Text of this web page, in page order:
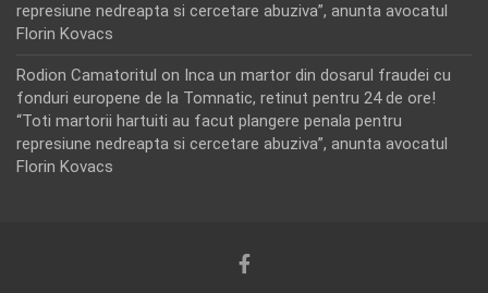
represiune nedreapta si cercetare abuziva”, anunta avocatul
Florin Kovacs
Rodion Camatoritul on Inca un martor din dosarul fraudei cu
fonduri europene de la Tomnatic, retinut pentru 24 de ore!
“Toti martorii hartuiti au facut plangere penala pentru
represiune nedreapta si cercetare abuziva”, anunta avocatul
Florin Kovacs